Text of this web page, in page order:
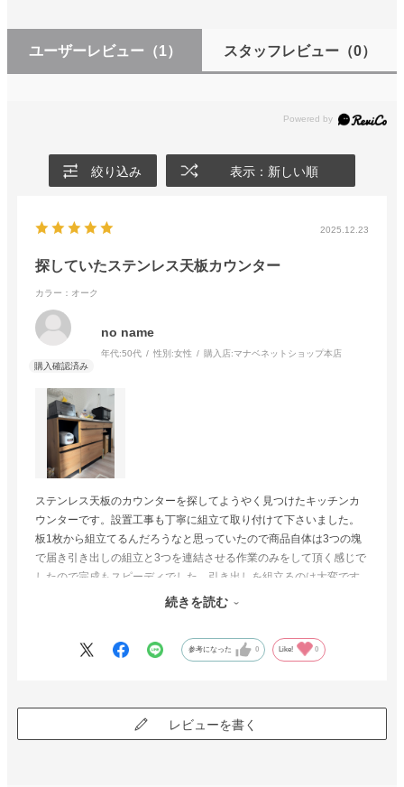
ユーザーレビュー （1） スタッフレビュー（0）
絞り込み 表示：新しい順
2025.12.23
探していたステンレス天板カウンター
カラー：オーク
no name
年代:50代 性別:女性 購入店:マナベネットショップ本店
ステンレス天板のカウンターを探してようやく見つけたキッチンカ
ウンターです。設置工事も丁寧に組立て取り付けて下さいました。
板1枚から組立てるんだろうなと思っていたので商品自体は3つの塊
で届き引き出しの組立と3つを連結させる作業のみをして頂く感じで
したので完成もスピーディでした。引き出しを組立るのは大変です
し、大型ですから持ってきて下さって組立て設置と併せてして頂け
て満足しています。
続きを読む
参考になった 0 Like! 0
レビューを書く